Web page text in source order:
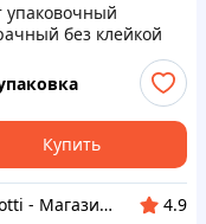
упаковочный
без клейкой
120*90 мм (100 шт)
Купить
Smakotti - Магазин кондитерских ингредиентов
4.9